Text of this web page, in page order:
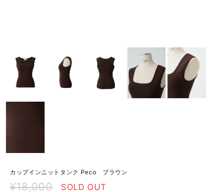
カップインニットタンク Peco ブラウン
¥18,000 SOLD OUT